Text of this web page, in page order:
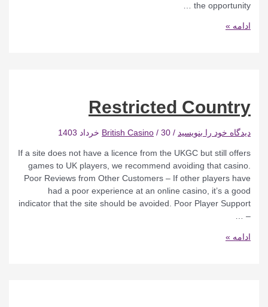
the opportunity …
22
Surprise
You
ادامه »
Restricted Country
دیدگاه‌ خود را بنویسید /
British Casino/ 30 خرداد 1403
If a site does not have a licence from the UKGC but still offers
games to UK players, we recommend avoiding that casino.
Poor Reviews from Other Customers – If other players have
had a poor experience at an online casino, it’s a good
indicator that the site should be avoided. Poor Player Support
– …
Restricted
ادامه »